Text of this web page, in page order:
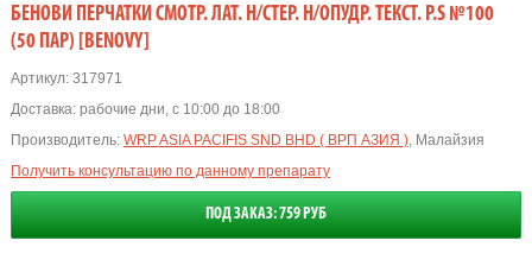
БЕНОВИ ПЕРЧАТКИ СМОТР. ЛАТ. Н/СТЕР. Н/ОПУДР. ТЕКСТ. Р.S №100
(50 ПАР) [BENOVY]
Артикул:317971
Доставка: рабочие дни, с 10:00 до 18:00
Производитель: WRP ASIA PACIFIS SND BHD ( ВРП АЗИЯ ), Малайзия
Получить консультацию по данному препарату
ПОД ЗАКАЗ: 759 РУБ